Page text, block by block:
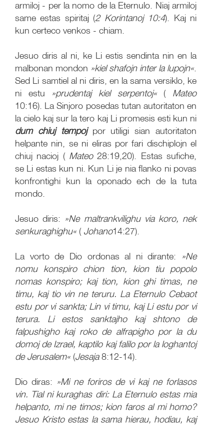
armiloj - per la nomo de la Eternulo. Niaj armiloj
same estas spiritaj (2 Korintanoj 10:4). Kaj ni
kun certeco venkos - chiam.
Jesuo diris al ni, ke Li estis sendinta nin en la
malbonan mondon »kiel shafojn inter la lupojn«.
Sed Li samtiel al ni diris, en la sama versiklo, ke
ni estu »prudentaj kiel serpentoj«( Mateo
10:16). La Sinjoro posedas tutan autoritaton en
la cielo kaj sur la tero kaj Li promesis esti kun ni
dum chiuj tempojpor utiligi sian autoritaton
helpante nin, se ni eliras por fari dischiplojn el
chiuj nacioj ( Mateo28:19,20). Estas sufiche,
se Li estas kun ni. Kun Li je nia flanko ni povas
konfrontighi kun la oponado ech de la tuta
mondo.
Jesuo diris: »Ne maltrankvilighu via koro, nek
senkuraghighu«( Johano14:27).
La vorto de Dio ordonas al ni dirante: »Ne
nomu konspiro chion tion, kion tiu popolo
nomas konspiro; kaj tion, kion ghi timas, ne
timu, kaj tio vin ne teruru. La Eternulo Cebaot
estu por vi sankta; Lin vi timu, kaj Li estu por vi
terura. Li estos sanktajho kaj shtono de
falpushigho kaj roko de alfrapigho por la du
domoj de Izrael, kaptilo kaj falilo por la loghantoj
de Jerusalem« (Jesaja8:12-14).
Dio diras: »Mi ne foriros de vi kaj ne forlasos
vin. Tial ni kuraghas diri: La Eternulo estas mia
helpanto, mi ne timos; kion faros al mi homo?
Jesuo Kristo estas la sama hierau, hodiau, kaj